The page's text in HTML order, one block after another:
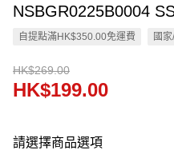
NSBGR0225B0004
自提點滿HK$350.00免運費 國
HK$269.00
HK$199.00
請選擇商品選項